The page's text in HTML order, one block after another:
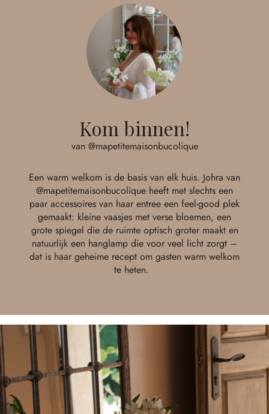
Kom binnen!
van @mapetitemaisonbucolique
Een warm welkom is de basis van elk huis. Johra van
@mapetitemaisonbucolique heeft met slechts een
paar accessoires van haar entree een feel-good plek
gemaakt: kleine vaasjes met verse bloemen, een
grote spiegel die de ruimte optisch groter maakt en
natuurlijk een hanglamp die voor veel licht zorgt –
dat is haar geheime recept om gasten warm welkom
te heten.